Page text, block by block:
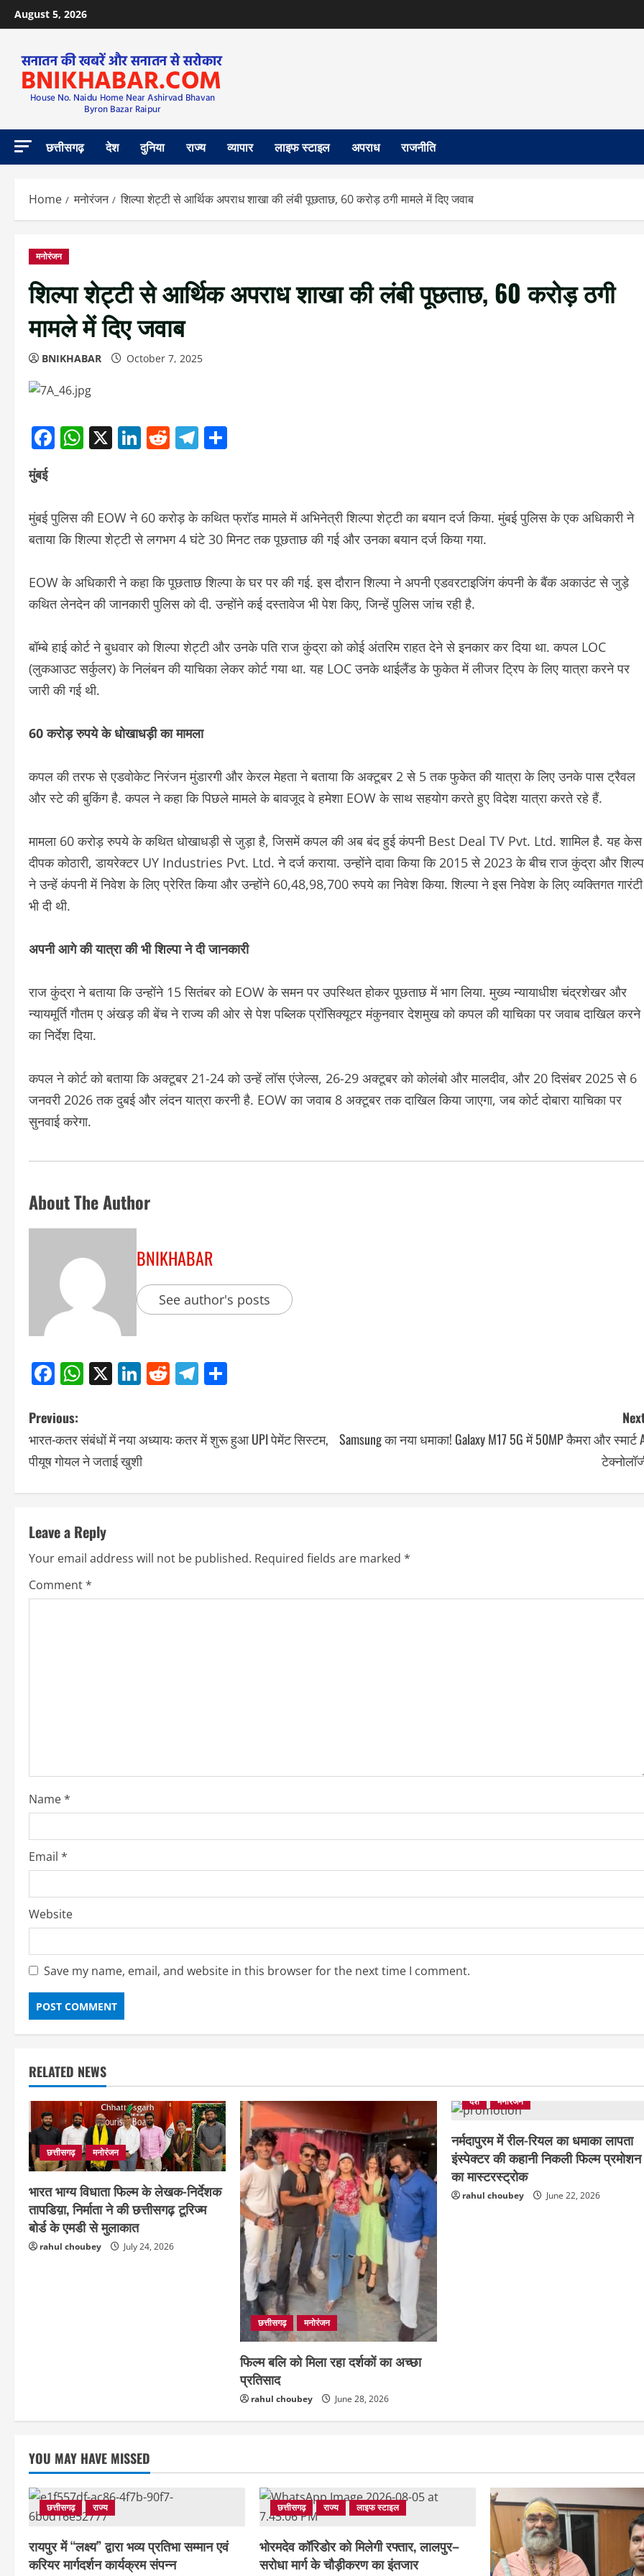
August 5, 2026
छत्तीसगढ़ देश दुनिया राज्य व्यापार लाइफ स्टाइल अपराध राजनीति
Home मनोरंजन शिल्पा शेट्टी से आर्थिक अपराध शाखा की लंबी पूछताछ, 60 करोड़ ठगी मामले में दिए जवाब
मनोरंजन
शिल्पा शेट्टी से आर्थिक अपराध शाखा की लंबी पूछताछ, 60 करोड़ ठगी
मामले में दिए जवाब
BNIKHABAR October 7, 2025
Facebook
WhatsApp
X LinkedIn
RedditTelegram
मुंबई
मुंबई पुलिस की EOW ने 60 करोड़ के कथित फ्रॉड मामले में अभिनेत्री शिल्पा शेट्टी का बयान दर्ज किया. मुंबई पुलिस के एक अधिकारी ने
बताया कि शिल्पा शेट्टी से लगभग 4 घंटे 30 मिनट तक पूछताछ की गई और उनका बयान दर्ज किया गया.
EOW के अधिकारी ने कहा कि पूछताछ शिल्पा के घर पर की गई. इस दौरान शिल्पा ने अपनी एडवरटाइजिंग कंपनी के बैंक अकाउंट से जुड़े
कथित लेनदेन की जानकारी पुलिस को दी. उन्होंने कई दस्तावेज भी पेश किए, जिन्हें पुलिस जांच रही है.
बॉम्बे हाई कोर्ट ने बुधवार को शिल्पा शेट्टी और उनके पति राज कुंद्रा को कोई अंतरिम राहत देने से इनकार कर दिया था. कपल LOC
(लुकआउट सर्कुलर) के निलंबन की याचिका लेकर कोर्ट गया था. यह LOC उनके थाईलैंड के फुकेत में लीजर ट्रिप के लिए यात्रा करने पर
जारी की गई थी.
60 करोड़ रुपये के धोखाधड़ी का मामला
कपल की तरफ से एडवोकेट निरंजन मुंडारगी और केरल मेहता ने बताया कि अक्टूबर 2 से 5 तक फुकेत की यात्रा के लिए उनके पास ट्रैवल
और स्टे की बुकिंग है. कपल ने कहा कि पिछले मामले के बावजूद वे हमेशा EOW के साथ सहयोग करते हुए विदेश यात्रा करते रहे हैं.
मामला 60 करोड़ रुपये के कथित धोखाधड़ी से जुड़ा है, जिसमें कपल की अब बंद हुई कंपनी Best Deal TV Pvt. Ltd. शामिल है. यह केस
दीपक कोठारी, डायरेक्टर UY Industries Pvt. Ltd. ने दर्ज कराया. उन्होंने दावा किया कि 2015 से 2023 के बीच राज कुंद्रा और
ने उन्हें कंपनी में निवेश के लिए प्रेरित किया और उन्होंने 60,48,98,700 रुपये का निवेश किया. शिल्पा ने इस निवेश के लिए व्यक्तिगत गारंटी
भी दी थी.
अपनी आगे की यात्रा की भी शिल्पा ने दी जानकारी
राज कुंद्रा ने बताया कि उन्होंने 15 सितंबर को EOW के समन पर उपस्थित होकर पूछताछ में भाग लिया. मुख्य न्यायाधीश चंद्रशेखर और
न्यायमूर्ति गौतम ए अंखड़ की बेंच ने राज्य की ओर से पेश पब्लिक प्रॉसिक्यूटर मंकुनवार देशमुख को कपल की याचिका पर जवाब दाखिल करने
का निर्देश दिया.
कपल ने कोर्ट को बताया कि अक्टूबर 21-24 को उन्हें लॉस एंजेल्स, 26-29 अक्टूबर को कोलंबो और मालदीव, और 20 दिसंबर 2025 से 6
जनवरी 2026 तक दुबई और लंदन यात्रा करनी है. EOW का जवाब 8 अक्टूबर तक दाखिल किया जाएगा, जब कोर्ट दोबारा याचिका पर
सुनवाई करेगा.
About The Author
BNIKHABAR
See author's posts
Facebook
WhatsApp
X LinkedIn
RedditTelegram
Previous:
भारत-कतर संबंधों में नया अध्याय: कतर में शुरू हुआ UPI पेमेंट सिस्टम,
पीयूष गोयल ने जताई खुशी
Samsung का नया धमाका! Galaxy M17 5G में 50MP कैमरा और स्मार्ट
Leave a Reply
Your email address will not be published. Required fields are marked *
Comment*
Name*
Email *
Website
Save my name, email, and website in this browser for the next time I comment.
RELATED NEWS
छत्तीसगढ़ मनोरंजन
भारत भाग्य विधाता फिल्म के लेखक-निर्देशक
तापडिय़ा, निर्माता ने की छत्तीसगढ़ टूरिज्म
बोर्ड के एमडी से मुलाकात
rahul choubey July 24, 2026
छत्तीसगढ़ मनोरंजन
फिल्म बलि को मिला रहा दर्शकों का अच्छा
प्रतिसाद
rahul choubey June 28, 2026
देश मनोरंजन
नर्मदापुरम में रील-रियल का धमाका लापता
इंस्पेक्टर की कहानी निकली फिल्म प्रमोशन
का मास्टरस्ट्रोक
rahul choubey June 22, 2026
YOU MAY HAVE MISSED
छत्तीसगढ़ राज्य
रायपुर में “लक्ष्य” द्वारा भव्य प्रतिभा सम्मान एवं
करियर मार्गदर्शन कार्यक्रम संपन्न
छत्तीसगढ़ राज्य लाइफ स्टाइल
भोरमदेव कॉरिडोर को मिलेगी रफ्तार, लालपुर–
सरोधा मार्ग के चौड़ीकरण का इंतजार